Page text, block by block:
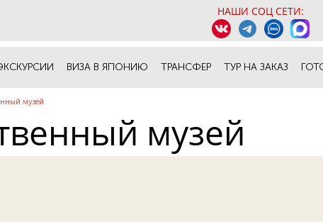
НАШИ СОЦ СЕТИ:
ВИЗА В ЯПОНИЮ ТРАНСФЕР ТУР НА ЗАКАЗ
музей
музей